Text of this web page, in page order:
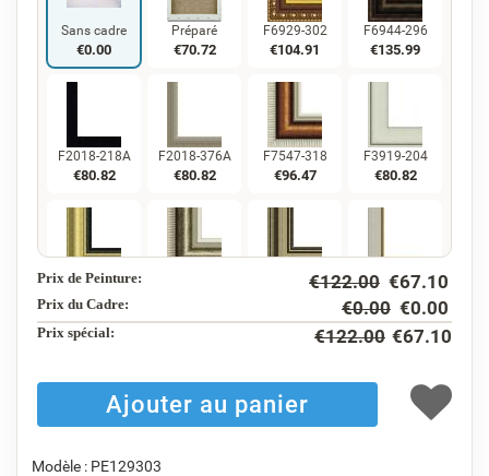
Sans cadre
€0.00
Préparé
€70.72
F6929-302
€104.91
F6944-296
€135.99
F2018-218A
€80.82
F2018-376A
€80.82
F7547-318
€96.47
F3919-204
€80.82
F5130-234
€116.56
F5429-258 F3013-236
€85.85
F1823-204
€90.92
F8645-298
€151.53
F6537-236
€80.39
F7034-298
€
Prix de Peinture: €122.00 €67.10
Prix du Cadre: €0.00 €0.00
Prix ​​spécial: €122.00 €67.10
Modèle : PE129303